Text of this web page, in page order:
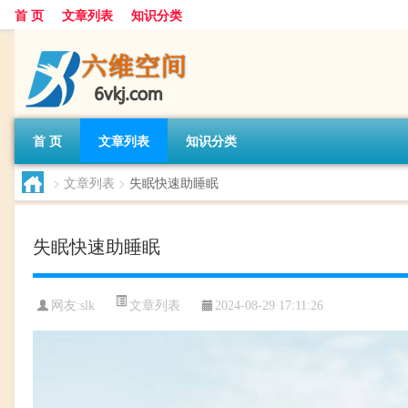
首 页 文章列表 知识分类
首 页 文章列表 知识分类
> 文章列表 > 失眠快速助睡眠
失眠快速助睡眠
网友:slk 文章列表 2024-08-29 17:11:26